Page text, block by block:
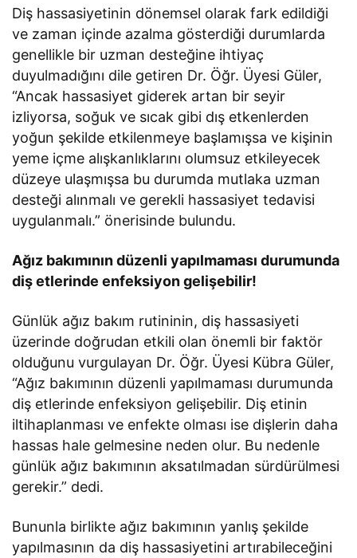
Diş hassasiyetinin dönemsel olarak fark edildiği
ve zaman içinde azalma gösterdiği durumlarda
genellikle bir uzman desteğine ihtiyaç
duyulmadığını dile getiren Dr. Öğr. Üyesi Güler,
“Ancak hassasiyet giderek artan bir seyir
izliyorsa, soğuk ve sıcak gibi dış etkenlerden
yoğun şekilde etkilenmeye başlamışsa ve kişinin
yeme içme alışkanlıklarını olumsuz etkileyecek
düzeye ulaşmışsa bu durumda mutlaka uzman
desteği alınmalı ve gerekli hassasiyet tedavisi
uygulanmalı.” önerisinde bulundu.
Ağız bakımının düzenli yapılmaması durumunda
diş etlerinde enfeksiyon gelişebilir!
Günlük ağız bakım rutininin, diş hassasiyeti
üzerinde doğrudan etkili olan önemli bir faktör
olduğunu vurgulayan Dr. Öğr. Üyesi Kübra Güler,
“Ağız bakımının düzenli yapılmaması durumunda
diş etlerinde enfeksiyon gelişebilir. Diş etinin
iltihaplanması ve enfekte olması ise dişlerin daha
hassas hale gelmesine neden olur. Bu nedenle
günlük ağız bakımının aksatılmadan sürdürülmesi
gerekir.” dedi.
Bununla birlikte ağız bakımının yanlış şekilde
yapılmasının da diş hassasiyetini artırabileceğini